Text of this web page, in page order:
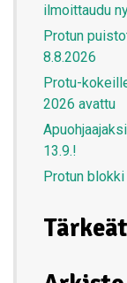
ilmoittaudu
Protun
8.8.2026
Protu-
2026 avattu
13.9.!
Protun